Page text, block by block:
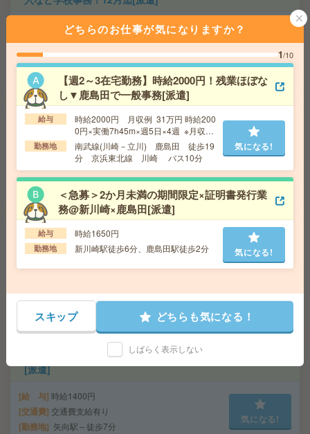
時給1750円＋交 【月収例】301,875円～ ■
給与の前払いが可能な速払いサービスあり
交通費 交通費支給あり
勤務地 東京都千代田区 中央・総武線各停 飯田橋駅
徒歩7分
気になる!
【9月開始】食堂あり！データ入力＆チェックがメイン！
月10日[派遣]
時給1330円 月収例 99,750円
交通費 全額支給
勤務地 川崎駅徒歩5分、京急川崎駅徒歩7分
気になる!
＜電話対応なし＞高時給1750円！部内アシスタント事務
[派遣]
時給1750円 月収例 245,000円+残業代
勤務地 溝の口駅送迎バス5分、武蔵溝ノ口駅送迎バス
5分 ※無料シャトルバスあり！本数多数！
気になる!
座り仕事！高時給！土日休み！日勤のお仕事！目視検査
[派遣]
給 与 時給1400円
交通費 交通費支給有り
勤務地 矢向駅～徒歩7分
気になる!
どちらのお仕事が気になりますか？
1/10
【週2～3在宅勤務】時給2000円！残業ほぼな
し▼鹿島田で一般事務[派遣]
給与
時給2000円 月収例 31万円 時給200
0円×実働7h45m×週5日×4週 ※月収例
を保証するものではありません。※給
与即受取りサービス利用可（利用条件
有）
勤務地
南武線(川崎－立川) 鹿島田 徒歩19
分 京浜東北線 川崎 バス10分
気になる!
＜急募＞2か月未満の期間限定×証明書発行業
務@新川崎×鹿島田[派遣]
給与 時給1650円
勤務地 新川崎駅徒歩6分、鹿島田駅徒歩2分 気になる!
スキップ どちらも気になる！
しばらく表示しない